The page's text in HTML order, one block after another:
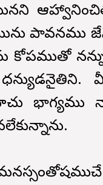
పావనము
కోపముతో
భాగ్యము